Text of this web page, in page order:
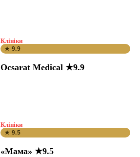
Клініки
★ 9.9
Ocsarat Medical ★9.9
Клініки
★ 9.5
«Мама» ★9.5